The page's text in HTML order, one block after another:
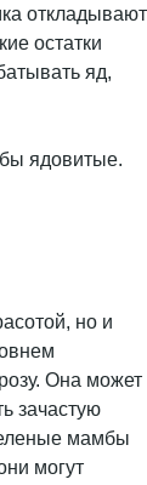
откладывают
остатки
яд,
но и
Она может
зачастую
мамбы
могут